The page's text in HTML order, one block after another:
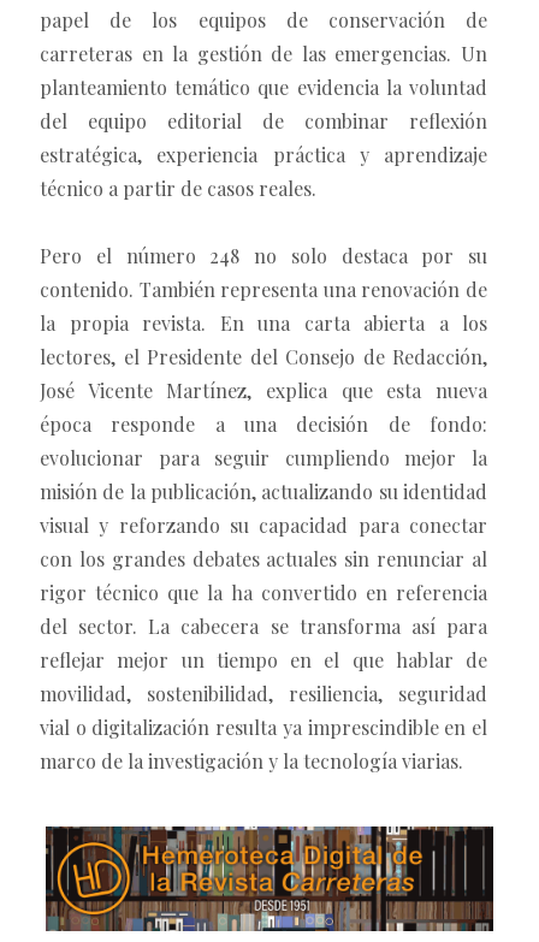
papel de los equipos de conservación de
carreteras en la gestión de las emergencias. Un
planteamiento temático que evidencia la voluntad
del equipo editorial de combinar reflexión
estratégica, experiencia práctica y aprendizaje
técnico a partir de casos reales.
Pero el número 248 no solo destaca por su
contenido. También representa una renovación de
la propia revista. En una carta abierta a los
lectores, el Presidente del Consejo de Redacción,
José Vicente Martínez, explica que esta nueva
época responde a una decisión de fondo:
evolucionar para seguir cumpliendo mejor la
misión de la publicación, actualizando su identidad
visual y reforzando su capacidad para conectar
con los grandes debates actuales sin renunciar al
rigor técnico que la ha convertido en referencia
del sector. La cabecera se transforma así para
reflejar mejor un tiempo en el que hablar de
movilidad, sostenibilidad, resiliencia, seguridad
vial o digitalización resulta ya imprescindible en el
marco de la investigación y la tecnología viarias.